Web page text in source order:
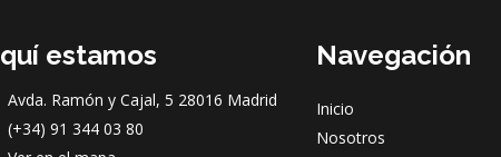
estamos
Avda. Ramón y Cajal, 5 28016 Madrid
(+34) 91 344 03 80
Navegación
Inicio
Nosotros